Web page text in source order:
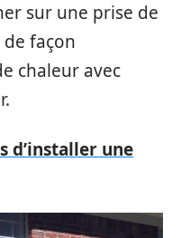
sur une prise de
façon
chaleur avec
d’installer une